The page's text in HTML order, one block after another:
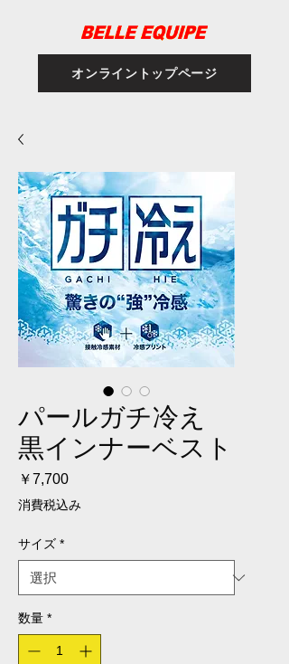
オンライントップページ
パールガチ冷え
黒インナーベスト
￥7,700価格
消費税込み
サイズ *
数量 *